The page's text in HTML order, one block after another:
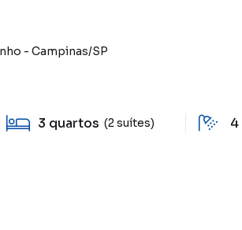
- Campinas/SP
3 quartos (2 suítes) 4